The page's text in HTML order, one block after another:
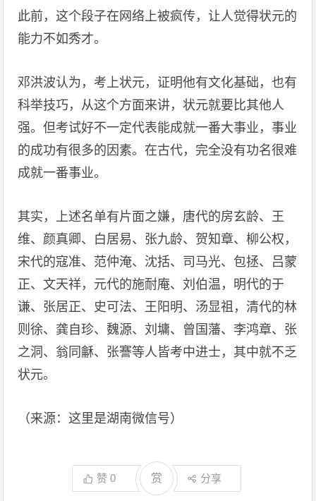
此前，这个段子在网络上被疯传，让人觉得状元的
能力不如秀才。
邓洪波认为，考上状元，证明他有文化基础，也有
科举技巧，从这个方面来讲，状元就要比其他人
强。但考试好不一定代表能成就一番大事业，事业
的成功有很多的因素。在古代，完全没有功名很难
成就一番事业。
其实，上述名单有片面之嫌，唐代的房玄龄、王
维、颜真卿、白居易、张九龄、贺知章、柳公权，
宋代的寇准、范仲淹、沈括、司马光、包拯、吕蒙
正、文天祥，元代的施耐庵、刘伯温，明代的于
谦、张居正、史可法、王阳明、汤显祖，清代的林
则徐、龚自珍、魏源、刘墉、曾国藩、李鸿章、张
之洞、翁同龢、张謇等人皆考中进士，其中就不乏
状元。
（来源：这里是湖南微信号）
赞0 赏 分享